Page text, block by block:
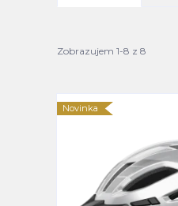
Zobrazujem 1-8 z 8
Novinka